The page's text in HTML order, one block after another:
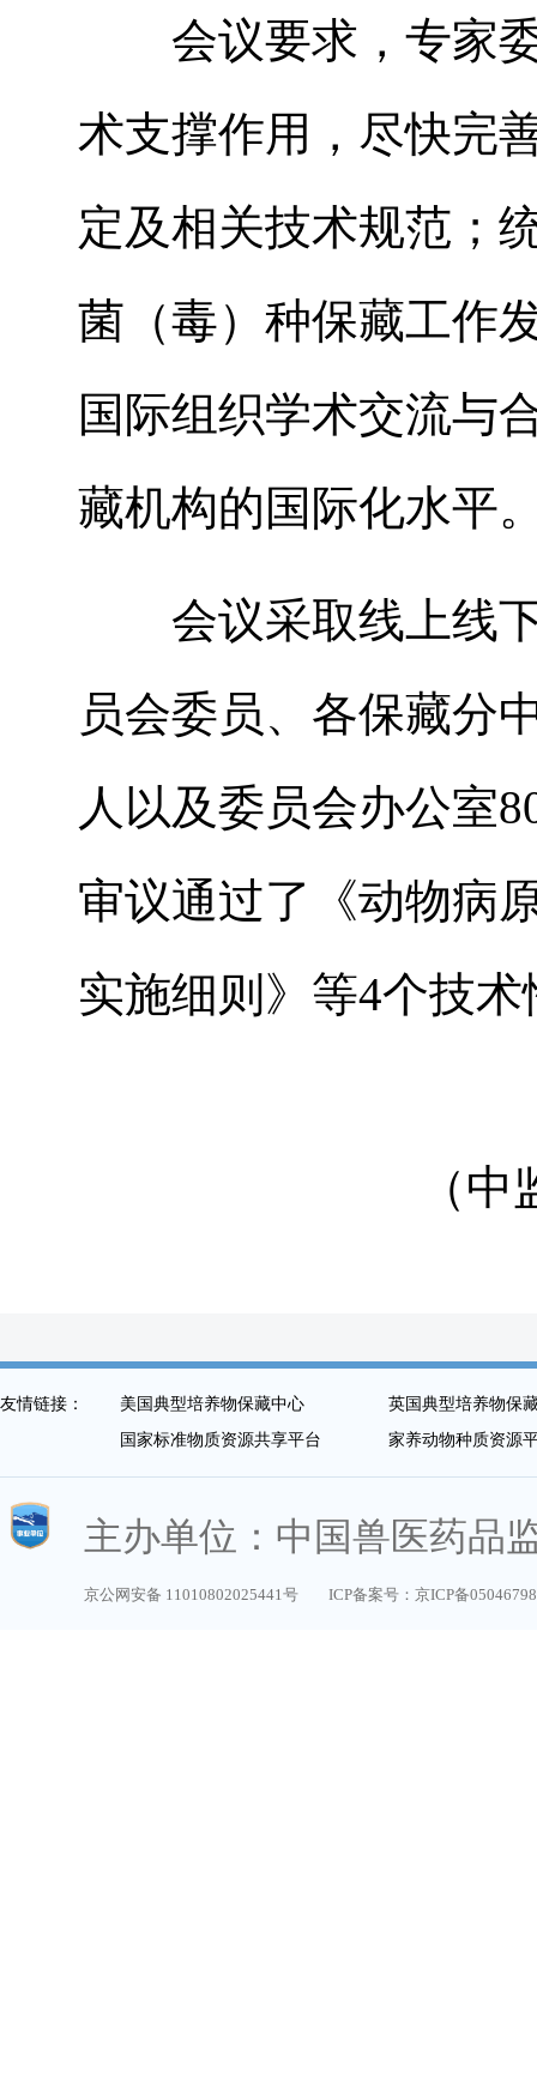
会议要求，专家委
术支撑作用，尽快完
定及相关技术规范；
菌（毒）种保藏工作
国际组织学术交流与
藏机构的国际化水平
会议采取线上线下
员会委员、各保藏分
人以及委员会办公室
审议通过了《动物病
实施细则》等4个技
（
友情链接： 美国典型培养物保藏中心
英国典型培养物保
国家标准物质资源共享平台
家养动物种质资源
主办单位：中国兽医药品
京公网安备 11010802025441号 ICP备案号：京ICP备